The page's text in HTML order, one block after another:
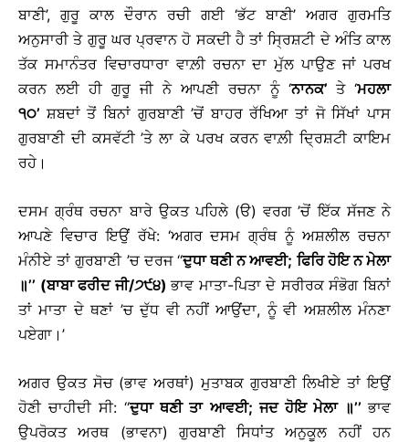
ਬਾਣੀ’, ਗੁਰੂ ਕਾਲ ਦੌਰਾਨ ਰਚੀ ਗਈ ‘ਭੱਟ ਬਾਣੀ’ ਅਗਰ ਗੁਰਮਤਿ
ਅਨੁਸਾਰੀ ਤੇ ਗੁਰੂ ਘਰ ਪ੍ਰਵਾਨ ਹੋ ਸਕਦੀ ਹੈ ਤਾਂ ਸ੍ਰਿਸ਼ਟੀ ਦੇ ਅੰਤਿ ਕਾਲ
ਤੱਕ ਸਮਾਨੰਤਰ ਵਿਚਾਰਧਾਰਾ ਵਾਲ਼ੀ ਰਚਨਾ ਦਾ ਮੁੱਲ ਪਾਉਣ ਜਾਂ ਪਰਖ
ਕਰਨ ਲਈ ਹੀ ਗੁਰੂ ਜੀ ਨੇ ਆਪਣੀ ਰਚਨਾ ਨੂੰ ‘ਨਾਨਕ’ ਤੇ ‘ਮਹਲਾ
੧੦’ ਸ਼ਬਦਾਂ ਤੋਂ ਬਿਨਾਂ ਗੁਰਬਾਣੀ ’ਚੋਂ ਬਾਹਰ ਰੱਖਿਆ ਤਾਂ ਜੋ ਸਿੱਖਾਂ ਪਾਸ
ਗੁਰਬਾਣੀ ਦੀ ਕਸਵੱਟੀ ’ਤੇ ਲਾ ਕੇ ਪਰਖ ਕਰਨ ਵਾਲ਼ੀ ਦ੍ਰਿਸ਼ਟੀ ਕਾਇਮ
ਰਹੇ।
ਦਸਮ ਗ੍ਰੰਥ ਰਚਨਾ ਬਾਰੇ ਉਕਤ ਪਹਿਲੇ (ੳ) ਵਰਗ ’ਚੋਂ ਇੱਕ ਸੱਜਣ ਨੇ
ਆਪਣੇ ਵਿਚਾਰ ਇਉਂ ਰੱਖੇ: ‘ਅਗਰ ਦਸਮ ਗ੍ਰੰਥ ਨੂੰ ਅਸ਼ਲੀਲ ਰਚਨਾ
ਮੰਨੀਏ ਤਾਂ ਗੁਰਬਾਣੀ ’ਚ ਦਰਜ ‘‘ਦੁਧਾ ਥਣੀ ਨ ਆਵਈ; ਫਿਰਿ ਹੋਇ ਨ ਮੇਲਾ
॥’’ (ਬਾਬਾ ਫਰੀਦ ਜੀ/੭੯੪) ਭਾਵ ਮਾਤਾ-ਪਿਤਾ ਦੇ ਸਰੀਰਕ ਸੰਭੋਗ ਬਿਨਾਂ
ਤਾਂ ਮਾਤਾ ਦੇ ਥਣਾਂ ’ਚ ਦੁੱਧ ਵੀ ਨਹੀਂ ਆਉਂਦਾ, ਨੂੰ ਵੀ ਅਸ਼ਲੀਲ ਮੰਨਣਾ
ਪਏਗਾ।’
ਅਗਰ ਉਕਤ ਸੋਚ (ਭਾਵ ਅਰਥਾਂ) ਮੁਤਾਬਕ ਗੁਰਬਾਣੀ ਲਿਖੀਏ ਤਾਂ ਇਉਂ
ਹੋਣੀ ਚਾਹੀਦੀ ਸੀ: ‘‘ਦੁਧਾ ਥਣੀ ਤਾ ਆਵਈ; ਜਦ ਹੋਇ ਮੇਲਾ ॥’’ ਭਾਵ
ਉਪਰੋਕਤ ਅਰਥ (ਭਾਵਨਾ) ਗੁਰਬਾਣੀ ਸਿਧਾਂਤ ਅਨੁਕੂਲ ਨਹੀਂ ਹਨ